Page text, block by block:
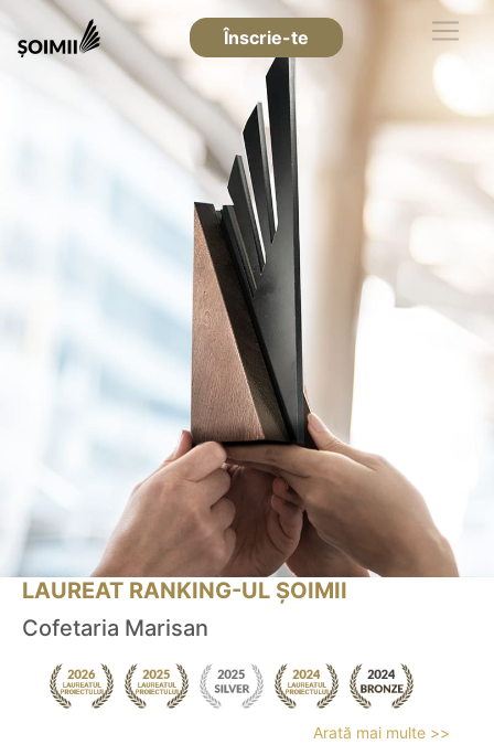
Înscrie-te
LAUREAT RANKING-UL ȘOIMII
Cofetaria Marisan
Arată mai multe >>